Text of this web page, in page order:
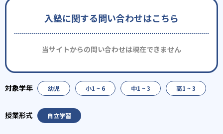
入塾に関する問い合わせはこちら
当サイトからの問い合わせは現在できません
幼児 小1 ~ 6 中1 ~ 3 高1 ~ 3
自立学習